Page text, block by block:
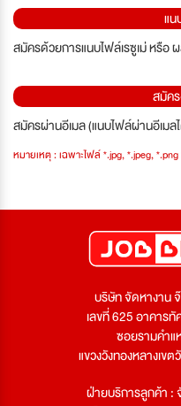
แ
สมัครด้วยการแนบไฟล์เรซูเม่ หรือ
สมัค
สมัครผ่านอีเมล (แนบไฟล์ผ่านอีเม
หมายเหตุ : เฉพาะไฟล์ *.jpg, *.jpeg,
บริษัท จัดหางาน
เลขที่ 625 อาคาร
ซอยรามคำแ
แขวงวังทองหลางเข
ฝ่ายบริการลูกค้า :